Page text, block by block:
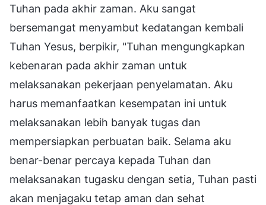
Tuhan pada akhir zaman. Aku sangat
bersemangat menyambut kedatangan kembali
Tuhan Yesus, berpikir, "Tuhan mengungkapkan
kebenaran pada akhir zaman untuk
melaksanakan pekerjaan penyelamatan. Aku
harus memanfaatkan kesempatan ini untuk
melaksanakan lebih banyak tugas dan
mempersiapkan perbuatan baik. Selama aku
benar-benar percaya kepada Tuhan dan
melaksanakan tugasku dengan setia, Tuhan pasti
akan menjagaku tetap aman dan sehat